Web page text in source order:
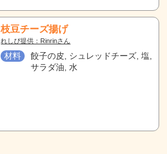
枝豆チーズ揚げ
れしぴ提供：Rinrinさん
材料
餃子の皮, シュレッドチーズ, 塩,
サラダ油, 水